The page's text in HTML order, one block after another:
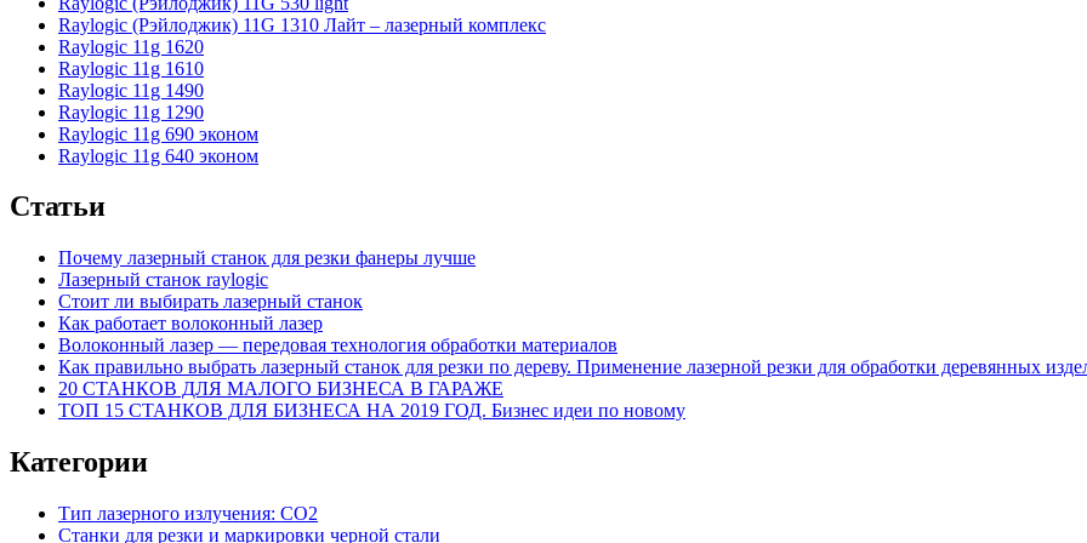
Raylogic (Рэйлоджик) 11G 1310 Лайт – лазерный комплекс
Raylogic 11g 1620
Raylogic 11g 1610
Raylogic 11g 1490
Raylogic 11g 1290
Raylogic 11g 690 эконом
Raylogic 11g 640 эконом
Статьи
Почему лазерный станок для резки фанеры лучше
Лазерный станок raylogic
Стоит ли выбирать лазерный станок
Как работает волоконный лазер
Волоконный лазер — передовая технология обработки материалов
Как правильно выбрать лазерный станок для резки по дереву. Применение лазерной резки для обработки деревянных
20 СТАНКОВ ДЛЯ МАЛОГО БИЗНЕСА В ГАРАЖЕ
ТОП 15 СТАНКОВ ДЛЯ БИЗНЕСА НА 2019 ГОД. Бизнес идеи по новому
Категории
Тип лазерного излучения: СО2
Станки для резки и маркировки черной стали